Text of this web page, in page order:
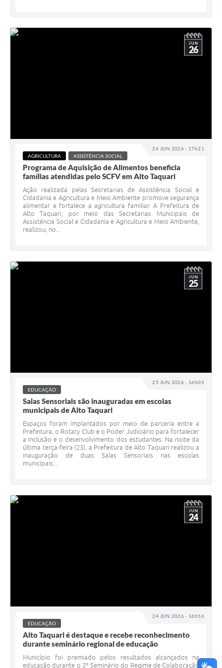
26 JUN 2026 - 17h21
JUN
26
AGRICULTURA ASSISTÊNCIA SOCIAL
Programa de Aquisição de Alimentos beneficia
famílias atendidas pelo SCFV em Alto Taquari
Ação realizada pelas Secretarias de Assistência Social e
Cidadania e Agricultura e Meio Ambiente promove segurança
alimentar e fortalece a agricultura familiar. A Prefeitura de
Alto Taquari, por meio das Secretarias Municipais de
Assistência Social e Cidadania e Agricultura e Meio Ambiente,
realizou, no...
25 JUN 2026 - 16h05
JUN
25
EDUCAÇÃO
Salas Sensoriais são inauguradas em escolas
municipais de Alto Taquari
Espaços foram implantados por meio de parceria entre a
Prefeitura, o Rotary Club e o Poder Judiciário para fortalecer
a inclusão e o desenvolvimento dos estudantes. Na noite da
última terça-feira (23), a Prefeitura de Alto Taquari realizou a
inauguração de duas Salas Sensoriais nas escolas
municipais...
24 JUN 2026 - 16h56
JUN
24
EDUCAÇÃO
Alto Taquari é destaque e recebe reconhecimento
durante seminário regional de educação
Município foi premiado pelos resultados alcançados na
educação durante o 2º Seminário do Regime de Colaboração